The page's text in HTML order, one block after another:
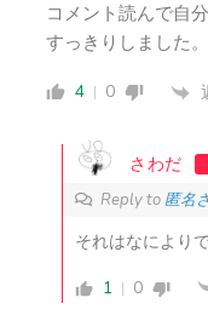
コメント読んで自
すっきりしました。
4 0
さわだ
Reply to匿名
それはなによりで
1
0